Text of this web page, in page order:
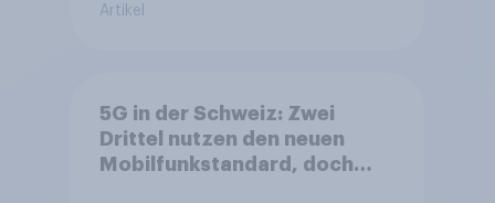
Artikel
5G in der Schweiz: Zwei
Drittel nutzen den neuen
Mobilfunkstandard, doch